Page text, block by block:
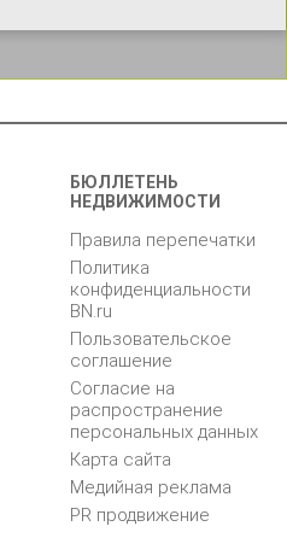
БЮЛЛЕТЕНЬ
НЕДВИЖИМОСТИ
Правила перепечатки
Политика
конфиденциальности
BN.ru
Пользовательское
соглашение
Согласие на
распространение
персональных данных
Карта сайта
Медийная реклама
PR продвижение